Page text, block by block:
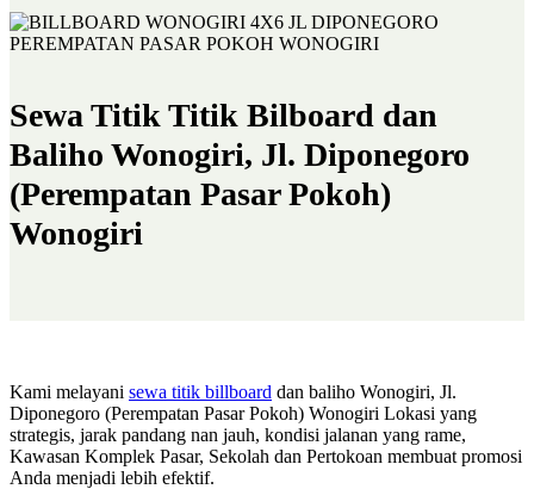
Sewa Titik Titik Bilboard dan
Baliho Wonogiri, Jl. Diponegoro
(Perempatan Pasar Pokoh)
Wonogiri
Kami melayani sewa titik billboard dan baliho Wonogiri, Jl.
Diponegoro (Perempatan Pasar Pokoh) Wonogiri Lokasi yang
strategis, jarak pandang nan jauh, kondisi jalanan yang rame,
Kawasan Komplek Pasar, Sekolah dan Pertokoan membuat promosi
Anda menjadi lebih efektif.